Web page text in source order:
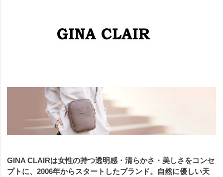
GINA CLAIRは女性の持つ透明感・清らかさ・美しさをコンセ
プトに、2006年からスタートしたブランド。自然に優しい天